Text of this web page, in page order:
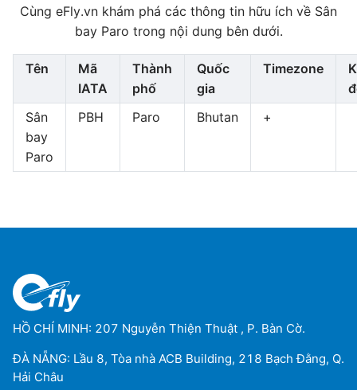
Cùng eFly.vn khám phá các thông tin hữu ích về Sân
bay Paro trong nội dung bên dưới.
Tên
Mã
IATA
Thành
phố
Quốc
gia
Timezone
Sân
bay
Paro
PBH Paro Bhutan +
HỒ CHÍ MINH: 207 Nguyễn Thiện Thuật , P. Bàn Cờ.
ĐÀ NẴNG: Lầu 8, Tòa nhà ACB Building, 218 Bạch Đằng, Q.
Hải Châu